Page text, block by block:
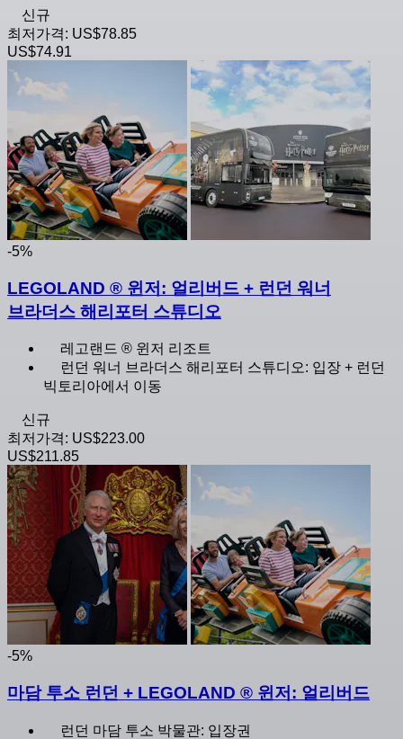
신규
최저가격: US$78.85
US$74.91
-5%
LEGOLAND ® 윈저: 얼리버드 + 런던 워너
브라더스 해리포터 스튜디오
레고랜드 ® 윈저 리조트
런던 워너 브라더스 해리포터 스튜디오: 입장 + 런던
빅토리아에서 이동
신규
최저가격: US$223.00
US$211.85
-5%
마담 투소 런던 + LEGOLAND ® 윈저: 얼리버드
런던 마담 투소 박물관: 입장권